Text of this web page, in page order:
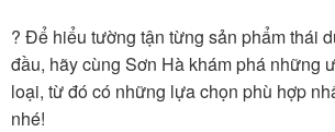
?️ Để hiểu tường tận từng sản phẩm thái
đầu, hãy cùng Sơn Hà khám phá những
loại, từ đó có những lựa chọn phù hợp
nhé!